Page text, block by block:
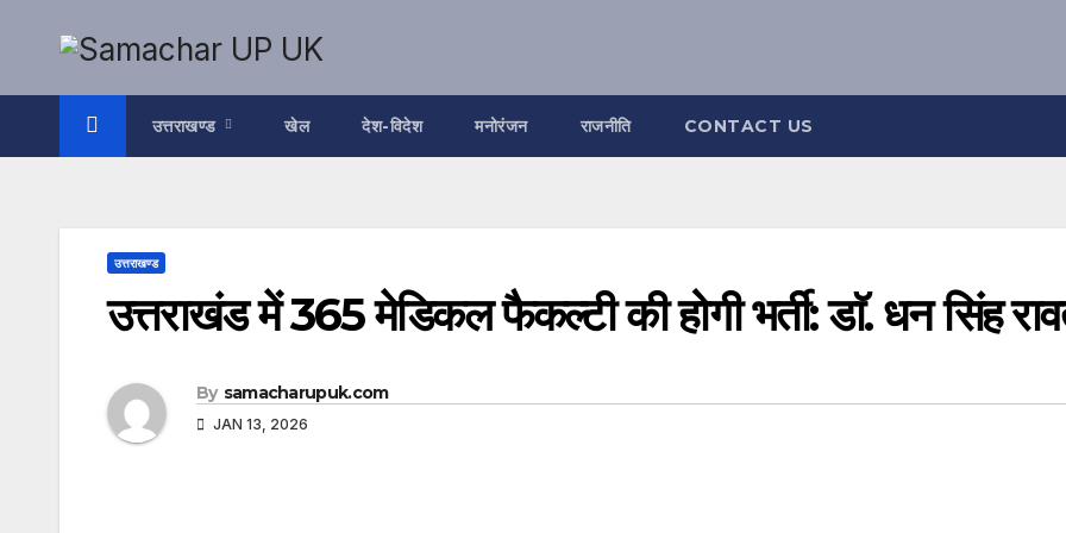
उत्तराखण्ड खेल देश-विदेश मनोरंजन राजनीति CONTACT US
उत्तराखण्ड
उत्तराखंड में 365 मेडिकल फैकल्टी की होगी भर्ती: डाॅ. धन सिंह
By samacharupuk.com
JAN 13, 2026